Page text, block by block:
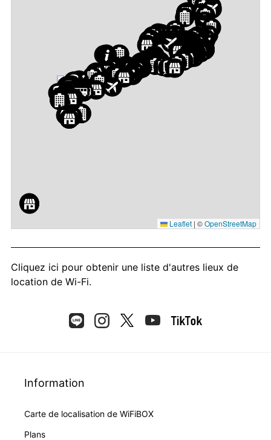
Leaflet | ©OpenStreetMap
Cliquez ici pour obtenir une liste d'autres lieux de
location de Wi-Fi.
Information
Carte de localisation de WiFiBOX
Plans